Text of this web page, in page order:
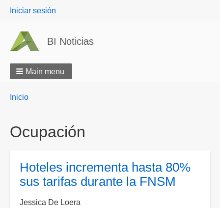
User
Iniciar sesión
BI Noticias
Main menu
Breadcrumbs
You
Inicio
Ocupación
Hoteles incrementa hasta 80%
sus tarifas durante la FNSM
Jessica De Loera